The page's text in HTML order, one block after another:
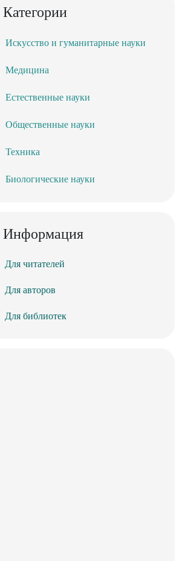
Категории
Искусство и гуманитарные науки
Медицина
Естественные науки
Общественные науки
Техника
Биологические науки
Информация
Для читателей
Для авторов
Для библиотек